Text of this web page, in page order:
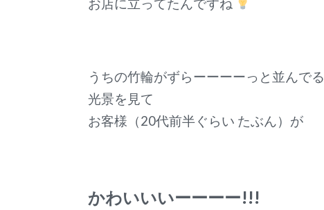
お店に立ってたんですね
うちの竹輪がずらーーーーっと並んでる
光景を見て
お客様（20代前半ぐらい たぶん）が
かわいいいーーーー!!!